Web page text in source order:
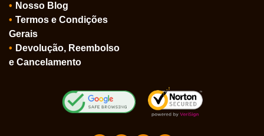
Nosso Blog
Termos e Condições
Gerais
Devolução, Reembolso
e Cancelamento